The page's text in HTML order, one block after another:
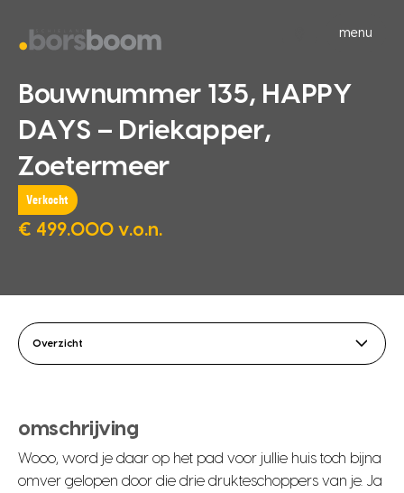
menu
Bouwnummer 135, HAPPY
DAYS – Driekapper,
Zoetermeer
Verkocht
€ 499.000 v.o.n.
Overzicht
omschrijving
Wooo, word je daar op het pad voor jullie huis toch bijna
omver gelopen door die drie drukteschoppers van je. Ja